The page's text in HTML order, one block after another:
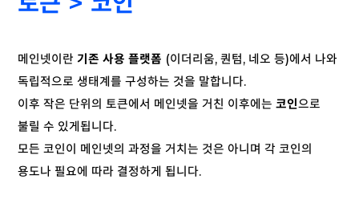
메인넷이란 기존 사용 플랫폼 (이더리움, 퀀텀, 네오 등)에서 나와
독립적으로 생태계를 구성하는 것을 말합니다.
이후 작은 단위의 토큰에서 메인넷을 거친 이후에는 코인으로
불릴 수 있게됩니다.
모든 코인이 메인넷의 과정을 거치는 것은 아니며 각 코인의
용도나 필요에 따라 결정하게 됩니다.